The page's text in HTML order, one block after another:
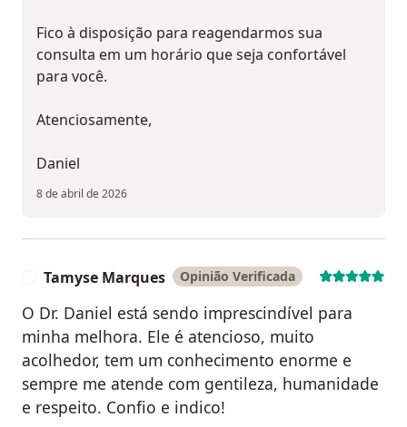
Fico à disposição para reagendarmos sua
consulta em um horário que seja confortável
para você.
Atenciosamente,
Daniel
8 de abril de 2026
Tamyse Marques Opinião Verificada
O Dr. Daniel está sendo imprescindível para
minha melhora. Ele é atencioso, muito
acolhedor, tem um conhecimento enorme e
sempre me atende com gentileza, humanidade
e respeito. Confio e indico!